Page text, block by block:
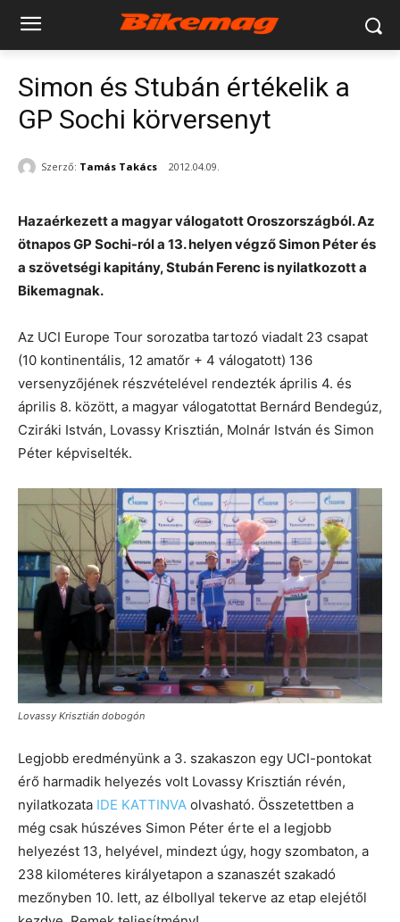
Simon és Stubán értékelik a
GP Sochi körversenyt
Szerző: Tamás Takács 2012.04.09.
Hazaérkezett a magyar válogatott Oroszországból. Az
ötnapos GP Sochi-ról a 13. helyen végző Simon Péter és
a szövetségi kapitány, Stubán Ferenc is nyilatkozott a
Bikemagnak.
Az UCI Europe Tour sorozatba tartozó viadalt 23 csapat
(10 kontinentális, 12 amatőr + 4 válogatott) 136
versenyzőjének részvételével rendezték április 4. és
április 8. között, a magyar válogatottat Bernárd Bendegúz,
Cziráki István, Lovassy Krisztián, Molnár István és Simon
Péter képviselték.
Lovassy Krisztián dobogón
Legjobb eredményünk a 3. szakaszon egy UCI-pontokat
érő harmadik helyezés volt Lovassy Krisztián révén,
nyilatkozata IDE KATTINVA olvasható. Összetettben a
még csak húszéves Simon Péter érte el a legjobb
helyezést 13, helyével, mindezt úgy, hogy szombaton, a
238 kilométeres királyetapon a szanaszét szakadó
mezőnyben 10. lett, az élbollyal tekerve az etap elejétől